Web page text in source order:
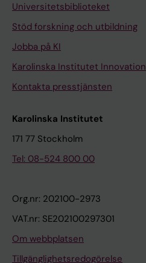
Universitetsbiblioteket
Stöd forskning och utbildning
Jobba på KI
Karolinska Institutet Innovation
Kontakta presstjänsten
Karolinska Institutet
171 77 Stockholm
Tel: 08-524 800 00
Org.nr: 202100-2973
VAT.nr: SE202100297301
Om webbplatsen
Tillgänglighetsredogörelse